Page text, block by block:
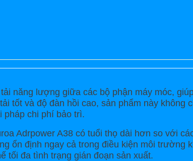
năng lượng giữa các bộ phận máy móc,
tốt và độ đàn hồi cao, sản phẩm này không
pháp chi phí bảo trì.
Adrpower A38 có tuổi thọ dài hơn so với
ổn định ngay cả trong điều kiện môi trường
tối đa tình trạng gián đoạn sản xuất.